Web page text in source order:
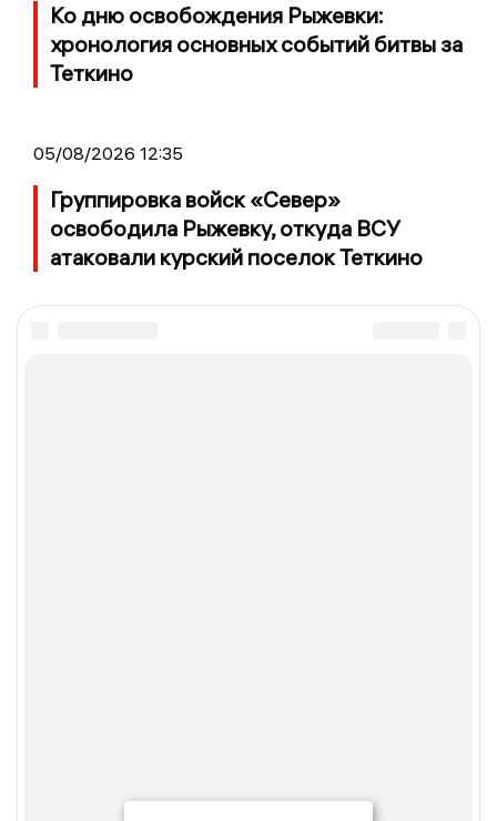
Ко дню освобождения Рыжевки:
хронология основных событий битвы за
Теткино
05/08/2026 12:35
Группировка войск «Север»
освободила Рыжевку, откуда ВСУ
атаковали курский поселок Теткино